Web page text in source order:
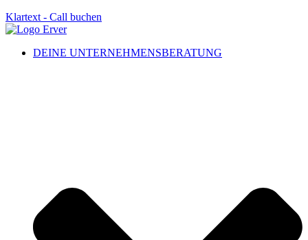
Klartext - Call buchen
DEINE UNTERNEHMENSBERATUNG